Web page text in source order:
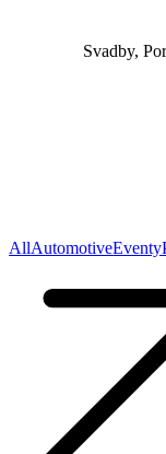
Svadby,
AllAutomotiveEventy